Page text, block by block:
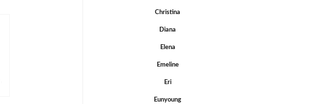
Christina
Diana
Elena
Emeline
Eri
Eunyoung